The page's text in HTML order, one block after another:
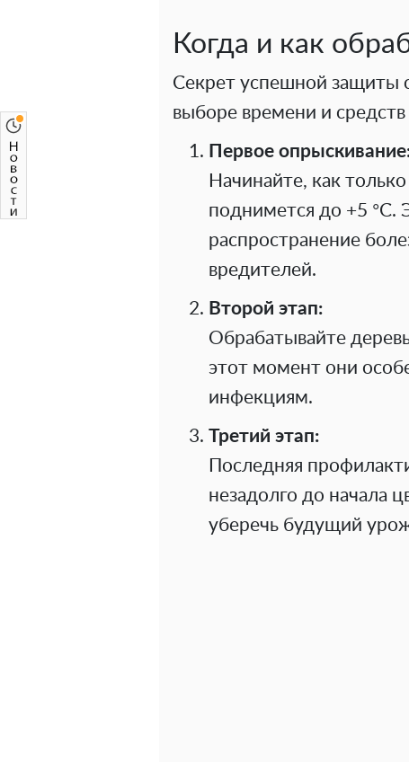
Когда и как
Секрет успешной защиты
выборе времени и
Первое
Начинайте, как
поднимется до +5 °C.
распространение
вредителей.
Второй этап:
Обрабатывайте
этот момент они
инфекциям.
Третий этап:
Последняя
незадолго до начала
уберечь будущий